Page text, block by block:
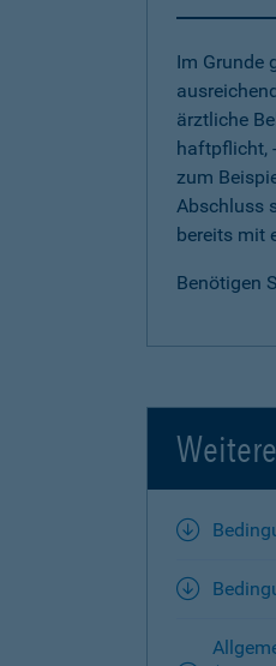
Im Grunde
ärztliche
haftpflicht,
zum
Abschluss
bereits mit
Benötigen